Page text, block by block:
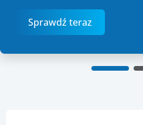
Sprawdź teraz